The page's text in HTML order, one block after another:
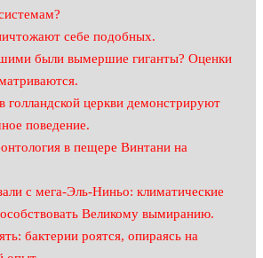
себе подобных.
были вымершие гиганты? Оценки
церкви демонстрируют
поведение.
в пещере Винтани на
с мега-Эль-Ниньо: климатические
Великому вымиранию.
бактерии роятся, опираясь на